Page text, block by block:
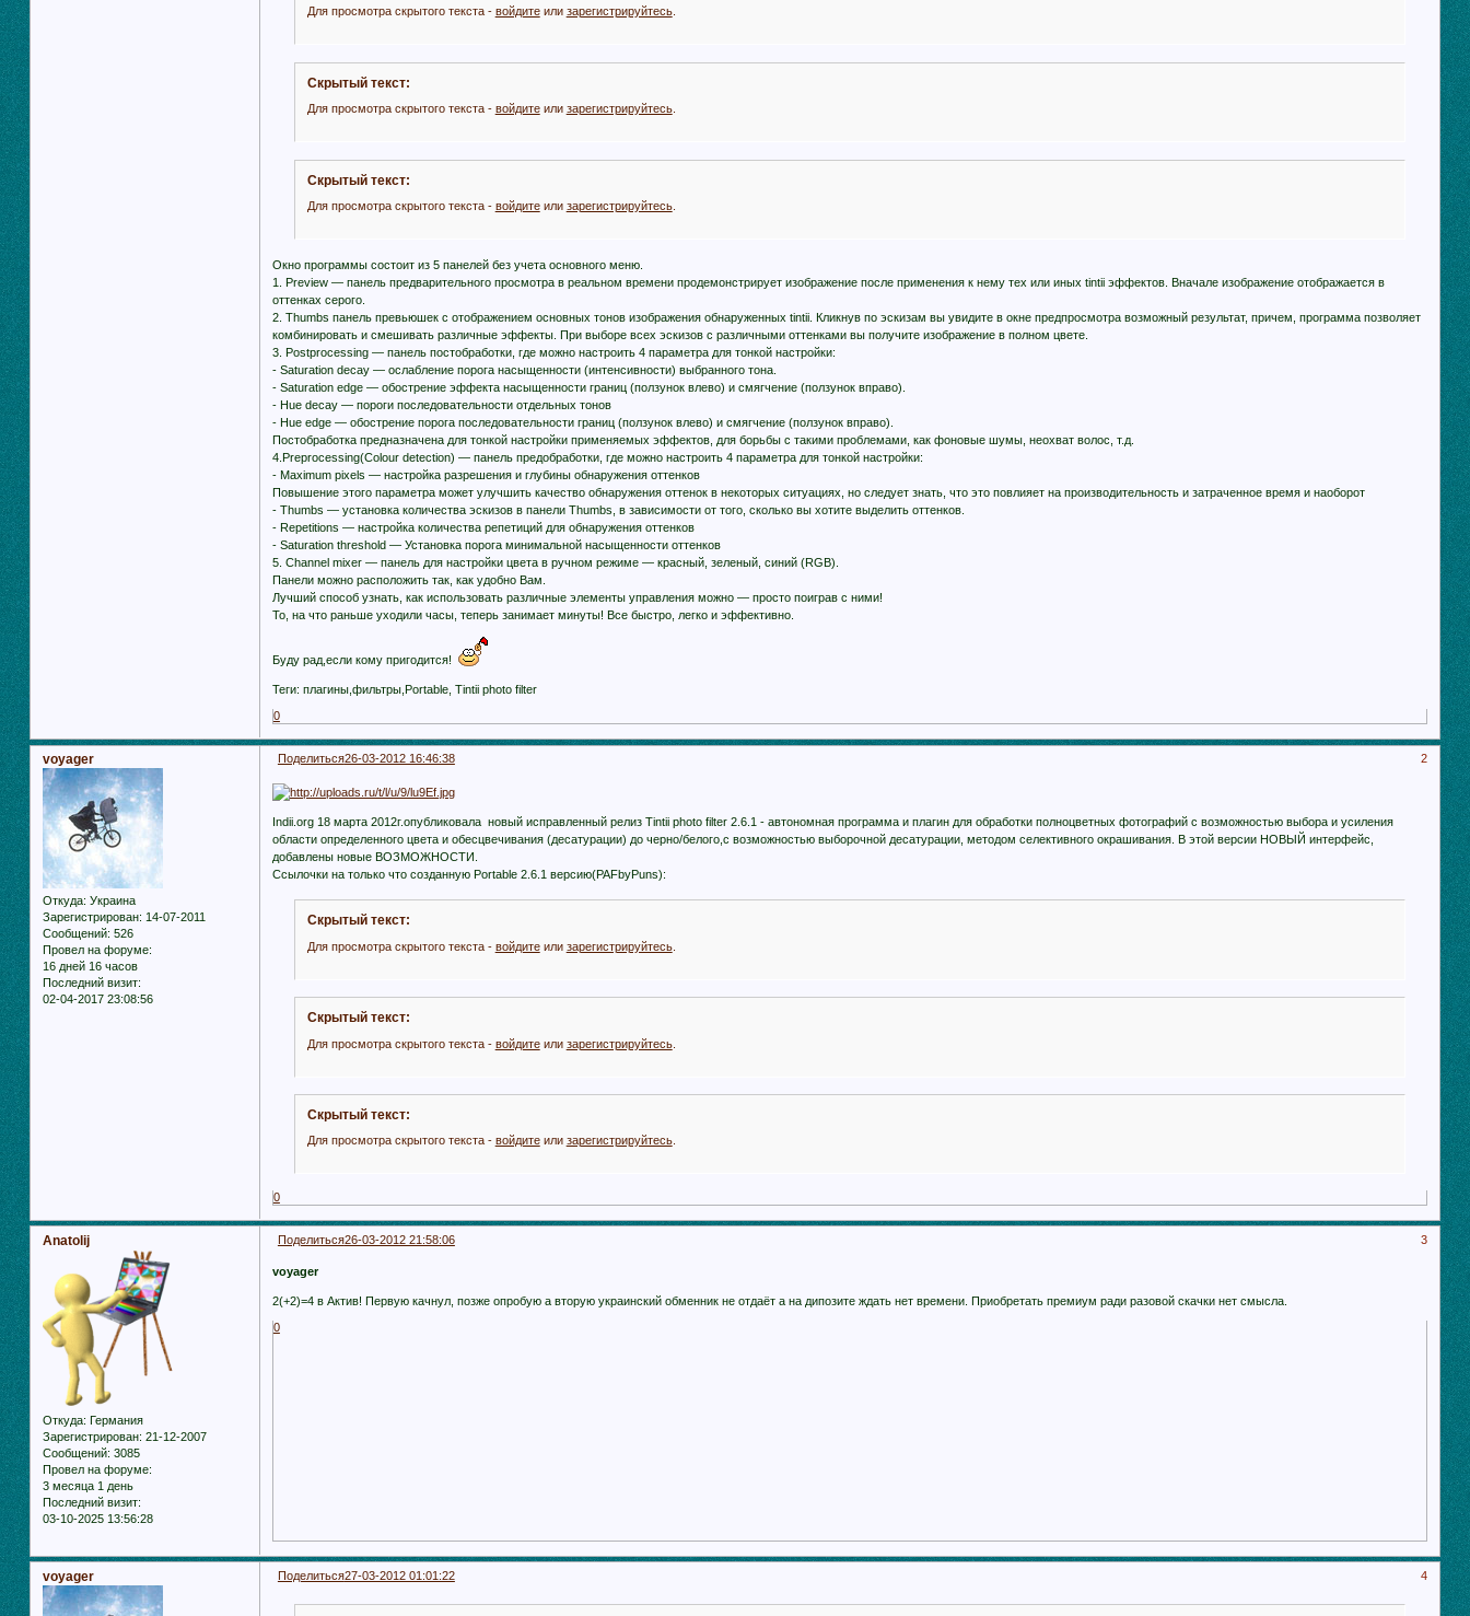
Для просмотра скрытого текста - войдитеили зарегистрируйтесь.
Скрытый текст:
Для просмотра скрытого текста - войдитеили зарегистрируйтесь.
Скрытый текст:
Для просмотра скрытого текста - войдитеили зарегистрируйтесь.
Окно программы состоит из 5 панелей без учета основного меню.
1. Preview — панель предварительного просмотра в реальном времени продемонстрирует изображение после применения к нему тех или иных tintii эффектов. Вначале изображение отображается в
оттенках серого.
2. Thumbs панель превьюшек с отображением основных тонов изображения обнаруженных tintii. Кликнув по эскизам вы увидите в окне предпросмотра возможный результат, причем, программа позволяет
комбинировать и смешивать различные эффекты. При выборе всех эскизов с различными оттенками вы получите изображение в полном цвете.
3. Postprocessing — панель постобработки, где можно настроить 4 параметра для тонкой настройки:
- Saturation decay — ослабление порога насыщенности (интенсивности) выбранного тона.
- Saturation edge — обострение эффекта насыщенности границ (ползунок влево) и смягчение (ползунок вправо).
- Hue decay — пороги последовательности отдельных тонов
- Hue edge — обострение порога последовательности границ (ползунок влево) и смягчение (ползунок вправо).
Постобработка предназначена для тонкой настройки применяемых эффектов, для борьбы с такими проблемами, как фоновые шумы, неохват волос, т.д.
4.Preprocessing(Colour detection) — панель предобработки, где можно настроить 4 параметра для тонкой настройки:
- Maximum pixels — настройка разрешения и глубины обнаружения оттенков
Повышение этого параметра может улучшить качество обнаружения оттенок в некоторых ситуациях, но следует знать, что это повлияет на производительность и затраченное время и наоборот
- Thumbs — установка количества эскизов в панели Thumbs, в зависимости от того, сколько вы хотите выделить оттенков.
- Repetitions — настройка количества репетиций для обнаружения оттенков
- Saturation threshold — Установка порога минимальной насыщенности оттенков
5. Channel mixer — панель для настройки цвета в ручном режиме — красный, зеленый, синий (RGB).
Панели можно расположить так, как удобно Вам.
Лучший способ узнать, как использовать различные элементы управления можно — просто поиграв с ними!
То, на что раньше уходили часы, теперь занимает минуты! Все быстро, легко и эффективно.
Буду рад,если кому пригодится!
Теги: плагины,фильтры,Portable, Tintii photo filter
0
Поделиться 2
26-03-2012 16:46:38
voyager
Откуда: Украина
Зарегистрирован: 14-07-2011
Сообщений: 526
Провел на форуме:
16 дней 16 часов
Последний визит:
02-04-2017 23:08:56
Indii.org 18 марта 2012г.опубликовала новый исправленный релиз Tintii photo filter 2.6.1 - автономная программа и плагин для обработки полноцветных фотографий с возможностью выбора и усиления
области определенного цвета и обесцвечивания (десатурации) до черно/белого,с возможностью выборочной десатурации, методом селективного окрашивания. В этой версии НОВЫЙ интерфейс,
добавлены новые ВОЗМОЖНОСТИ.
Ссылочки на только что созданную Portable 2.6.1 версию(PAFbyPuns):
Скрытый текст:
Для просмотра скрытого текста - войдитеили зарегистрируйтесь.
Скрытый текст:
Для просмотра скрытого текста - войдитеили зарегистрируйтесь.
Скрытый текст:
Для просмотра скрытого текста - войдитеили зарегистрируйтесь.
0
Поделиться 3
26-03-2012 21:58:06
Anatolij
Откуда: Германия
Зарегистрирован: 21-12-2007
Сообщений: 3085
Провел на форуме:
3 месяца 1 день
Последний визит:
03-10-2025 13:56:28
voyager
2(+2)=4 в Актив! Первую качнул, позже опробую а вторую украинский обменник не отдаёт а на дипозите ждать нет времени. Приобретать премиум ради разовой скачки нет смысла.
0
Поделиться 4
27-03-2012 01:01:22
voyager